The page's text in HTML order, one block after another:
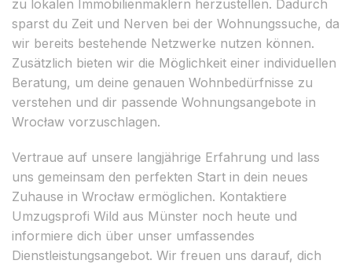
zu lokalen Immobilienmaklern herzustellen. Dadurch
sparst du Zeit und Nerven bei der Wohnungssuche, da
wir bereits bestehende Netzwerke nutzen können.
Zusätzlich bieten wir die Möglichkeit einer individuellen
Beratung, um deine genauen Wohnbedürfnisse zu
verstehen und dir passende Wohnungsangebote in
Wrocław vorzuschlagen.
Vertraue auf unsere langjährige Erfahrung und lass
uns gemeinsam den perfekten Start in dein neues
Zuhause in Wrocław ermöglichen. Kontaktiere
Umzugsprofi Wild aus Münster noch heute und
informiere dich über unser umfassendes
Dienstleistungsangebot. Wir freuen uns darauf, dich